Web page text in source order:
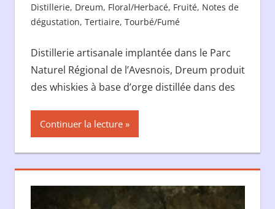
Distillerie, Dreum, Floral/Herbacé, Fruité, Notes de
dégustation, Tertiaire, Tourbé/Fumé
Distillerie artisanale implantée dans le Parc
Naturel Régional de l’Avesnois, Dreum produit
des whiskies à base d’orge distillée dans des
Continuer la lecture